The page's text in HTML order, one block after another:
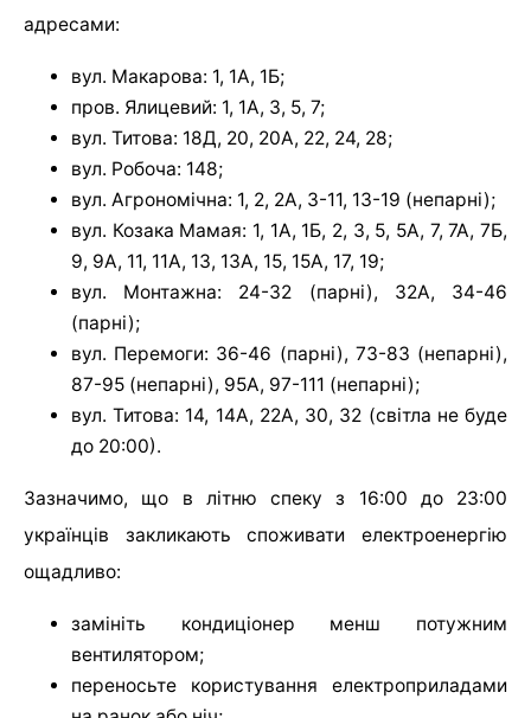
адресами:
вул. Макарова: 1, 1А, 1Б;
пров. Ялицевий: 1, 1А, 3, 5, 7;
вул. Титова: 18Д, 20, 20А, 22, 24, 28;
вул. Робоча: 148;
вул. Агрономічна: 1, 2, 2А, 3-11, 13-19 (непарні);
вул. Козака Мамая: 1, 1А, 1Б, 2, 3, 5, 5А, 7, 7А, 7Б,
9, 9А, 11, 11А, 13, 13А, 15, 15А, 17, 19;
вул. Монтажна: 24-32 (парні), 32А, 34-46
(парні);
вул. Перемоги: 36-46 (парні), 73-83 (непарні),
87-95 (непарні), 95А, 97-111 (непарні);
вул. Титова: 14, 14А, 22А, 30, 32 (світла не буде
до 20:00).
Зазначимо, що в літню спеку з 16:00 до 23:00
українців закликають споживати електроенергію
ощадливо:
замініть кондиціонер менш потужним
вентилятором;
переносьте користування електроприладами